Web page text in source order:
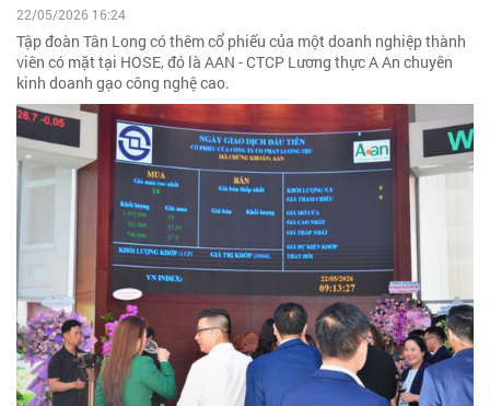
22/05/2026 16:24
Tập đoàn Tân Long có thêm cổ phiếu của một doanh nghiệp thành
viên có mặt tại HOSE, đó là AAN - CTCP Lương thực A An chuyên
kinh doanh gạo công nghệ cao.